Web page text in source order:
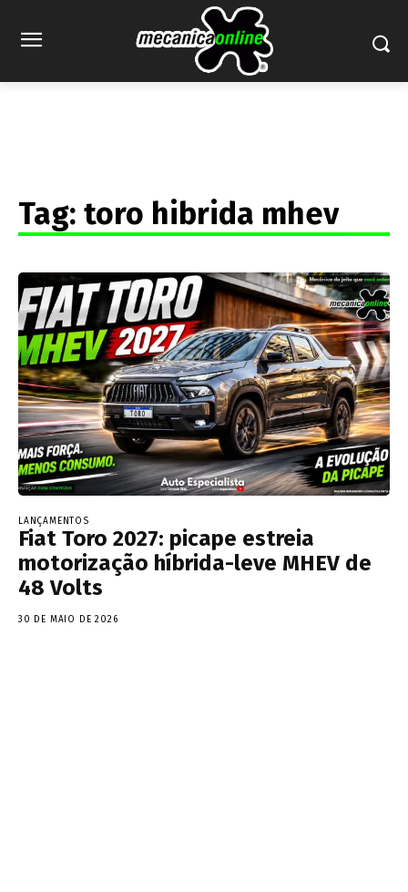
Tag: toro hibrida mhev
LANÇAMENTOS
Fiat Toro 2027: picape estreia
motorização híbrida-leve MHEV de
48 Volts
30 DE MAIO DE 2026